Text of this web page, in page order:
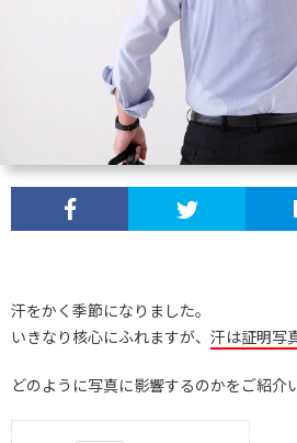
汗をかく季節になりました。
いきなり核心にふれますが、 汗は証明写
どのように写真に影響するのかをご紹介